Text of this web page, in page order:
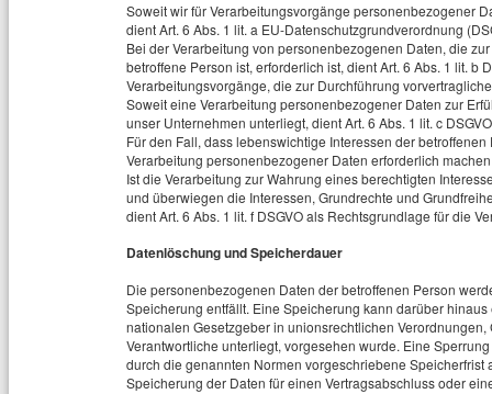
Soweit wir für Verarbeitungsvorgänge personenbezogener
dient Art. 6 Abs. 1 lit. a EU-Datenschutzgrundverordnung
Bei der Verarbeitung von personenbezogenen Daten, die
betroffene Person ist, erforderlich ist, dient Art. 6 Abs. 1 lit. b
Verarbeitungsvorgänge, die zur Durchführung
Soweit eine Verarbeitung personenbezogener Daten zur
unser Unternehmen unterliegt, dient Art. 6 Abs. 1 lit. c
Für den Fall, dass lebenswichtige Interessen der
Verarbeitung personenbezogener Daten erforderlich
Ist die Verarbeitung zur Wahrung eines berechtigten
und überwiegen die Interessen, Grundrechte und
dient Art. 6 Abs. 1 lit. f DSGVO als Rechtsgrundlage für die
Datenlöschung und Speicherdauer
Die personenbezogenen Daten der betroffenen Person
Speicherung entfällt. Eine Speicherung kann darüber
nationalen Gesetzgeber in unionsrechtlichen
Verantwortliche unterliegt, vorgesehen wurde. Eine
durch die genannten Normen vorgeschriebene
Speicherung der Daten für einen Vertragsabschluss oder